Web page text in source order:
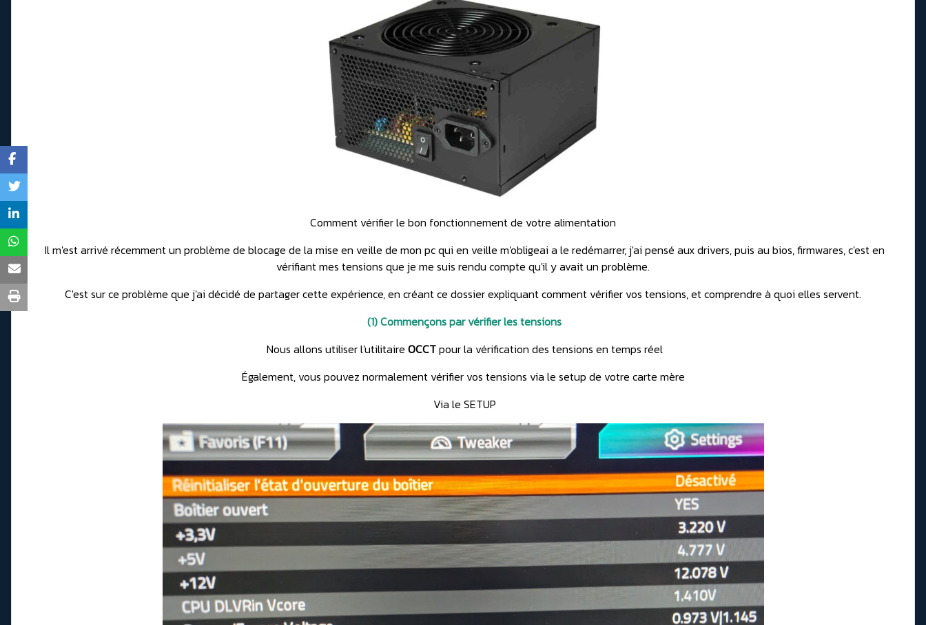
Comment vérifier le bon fonctionnement de votre alimentation
Il m'est arrivé récemment un problème de blocage de la mise en veille de mon pc qui en veille m'obligeai a le redémarrer, j'ai pensé aux drivers, puis au bios, firmwares, c'est en
vérifiant mes tensions que je me suis rendu compte qu'il y avait un problème.
C'est sur ce problème que j'ai décidé de partager cette expérience, en créant ce dossier expliquant comment vérifier vos tensions, et comprendre à quoi elles servent.
(1) Commençons par vérifier les tensions
Nous allons utiliserl'utilitaire OCCTpour la vérification des tensions en temps réel
Également, vous pouvez normalement vérifier vos tensions via le setup de votre carte mère
Via le SETUP